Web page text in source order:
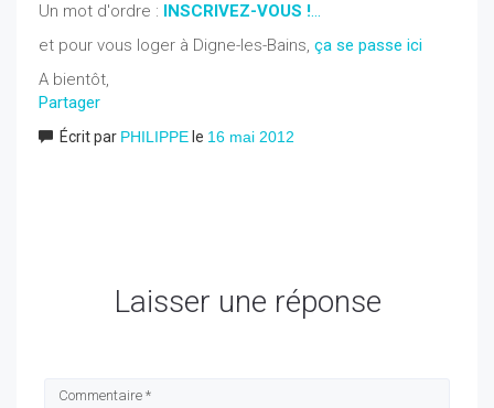
Un mot d'ordre : INSCRIVEZ-VOUS !...
et pour vous loger à Digne-les-Bains, ça se passe ici
A bientôt,
Partager
Écrit par PHILIPPE le 16 mai 2012
Laisser une réponse